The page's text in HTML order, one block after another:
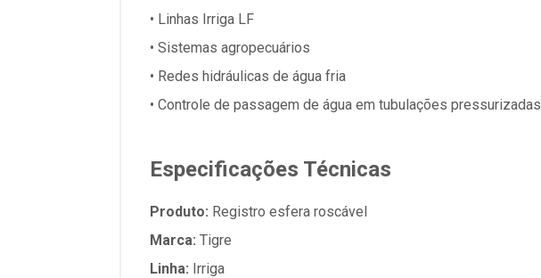
• Linhas Irriga LF
• Sistemas agropecuários
• Redes hidráulicas de água fria
• Controle de passagem de água em tubulações pressurizadas
Especificações Técnicas
Produto: Registro esfera roscável
Marca: Tigre
Linha: Irriga